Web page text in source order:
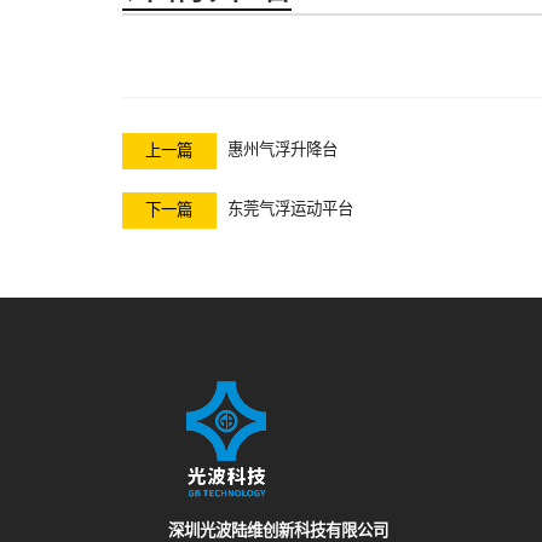
上一篇 惠州气浮升降台
下一篇 东莞气浮运动平台
深圳光波陆维创新科技有限公司